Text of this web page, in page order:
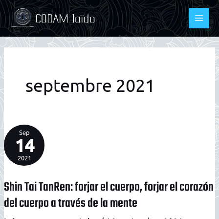
Aller
au
contenu
septembre 2021
Sep
14
2021
Shin Tai TanRen: forjar el cuerpo, forjar el corazón
del cuerpo a través de la mente